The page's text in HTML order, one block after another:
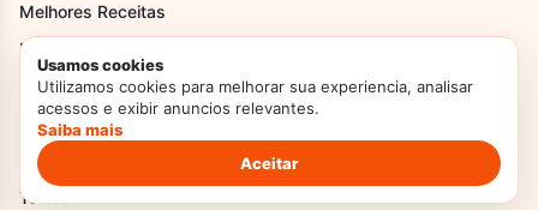
Melhores Receitas
Melhores Receitas
Pães
Recheios
Receitas de Festa Junina
Tortas
Usamos cookies
Utilizamos cookies para melhorar sua experiencia, analisar
acessos e exibir anuncios relevantes.
Saiba mais
Aceitar